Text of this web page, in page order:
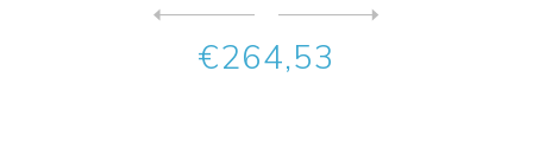
€264,53